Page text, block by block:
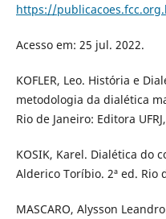
https://
Acesso em: 25 jul. 2022.
KOFLER, Leo. História e
metodologia da dialética
Rio de Janeiro: Editora
KOSIK, Karel. Dialética do
Alderico Toríbio. 2ª ed. Rio
MASCARO, Alysson